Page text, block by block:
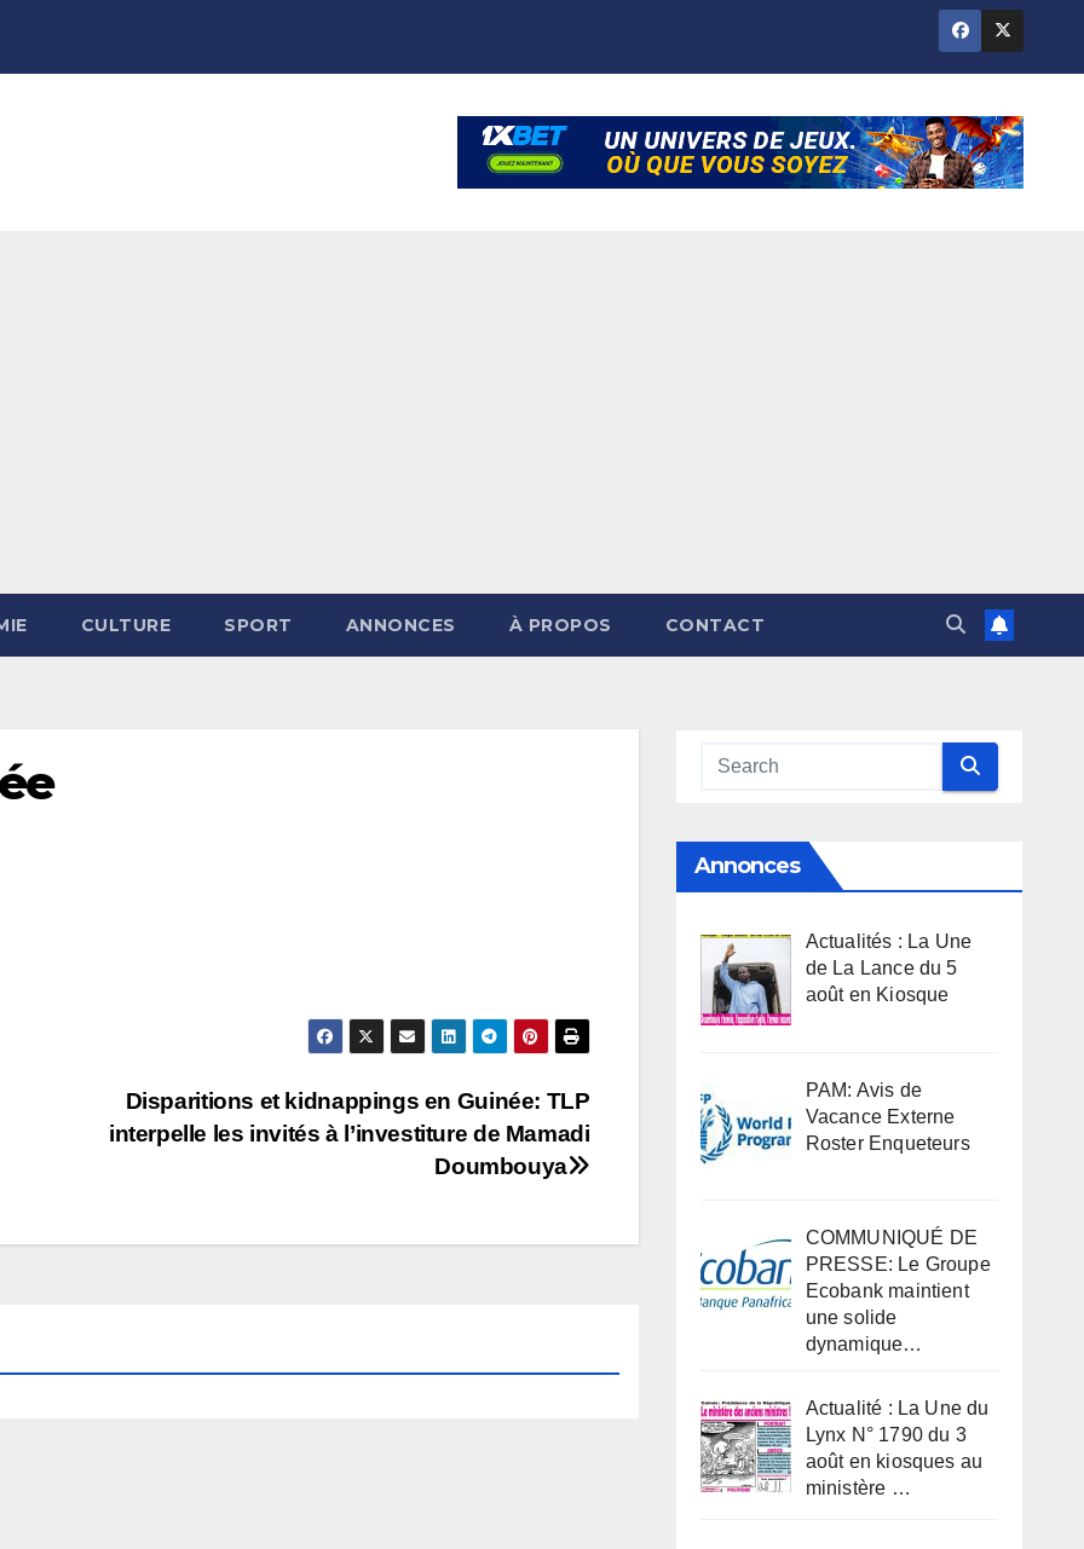
CULTURE SPORT ANNONCES À PROPOS CONTACT
Disparitions et kidnappings en Guinée: TLP
interpelle les invités à l’investiture de Mamadi
Doumbouya
Annonces
Actualités : La Une
de La Lance du 5
août en Kiosque
PAM: Avis de
Vacance Externe
Roster Enqueteurs
COMMUNIQUÉ DE
PRESSE: Le Groupe
Ecobank maintient
une solide
dynamique…
Actualité : La Une du
Lynx N° 1790 du 3
août en kiosques au
ministère …